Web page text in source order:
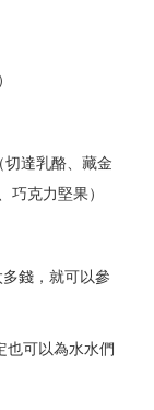
達乳酪、藏金
巧克力堅果）
錢，就可以參
也可以為水水們